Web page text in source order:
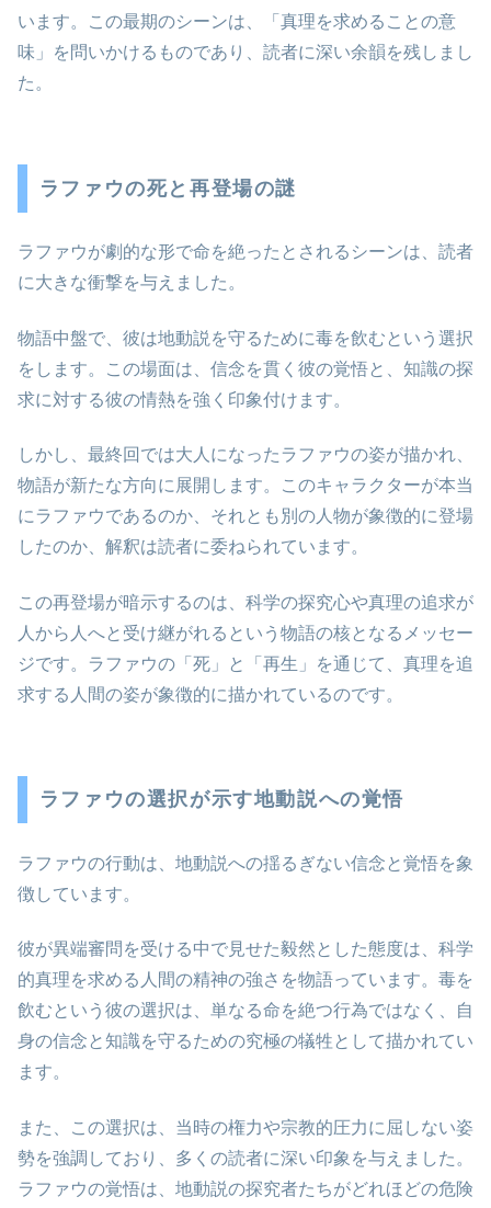
います。この最期のシーンは、「真理を求めることの意
味」を問いかけるものであり、読者に深い余韻を残しまし
た。
ラファウの死と再登場の謎
ラファウが劇的な形で命を絶ったとされるシーンは、読者
に大きな衝撃を与えました。
物語中盤で、彼は地動説を守るために毒を飲むという選択
をします。この場面は、信念を貫く彼の覚悟と、知識の探
求に対する彼の情熱を強く印象付けます。
しかし、最終回では大人になったラファウの姿が描かれ、
物語が新たな方向に展開します。このキャラクターが本当
にラファウであるのか、それとも別の人物が象徴的に登場
したのか、解釈は読者に委ねられています。
この再登場が暗示するのは、科学の探究心や真理の追求が
人から人へと受け継がれるという物語の核となるメッセー
ジです。ラファウの「死」と「再生」を通じて、真理を追
求する人間の姿が象徴的に描かれているのです。
ラファウの選択が示す地動説への覚悟
ラファウの行動は、地動説への揺るぎない信念と覚悟を象
徴しています。
彼が異端審問を受ける中で見せた毅然とした態度は、科学
的真理を求める人間の精神の強さを物語っています。毒を
飲むという彼の選択は、単なる命を絶つ行為ではなく、自
身の信念と知識を守るための究極の犠牲として描かれてい
ます。
また、この選択は、当時の権力や宗教的圧力に屈しない姿
勢を強調しており、多くの読者に深い印象を与えました。
ラファウの覚悟は、地動説の探究者たちがどれほどの危険